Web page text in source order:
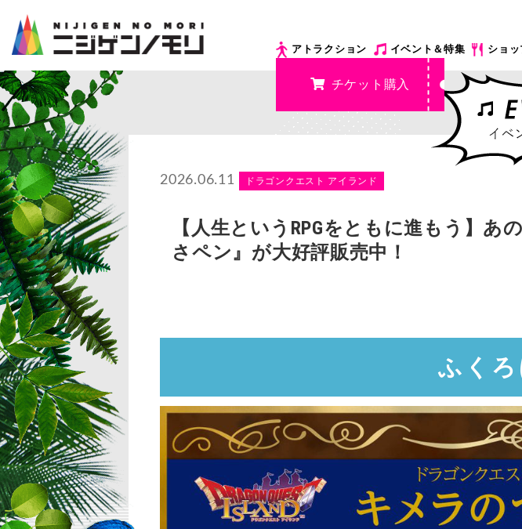
アトラクション イベント＆特集 ショ
チケット購入
2026.06.11 ドラゴンクエスト アイランド
【人生というRPGをともに進もう】
さペン』が大好評販売中！
ふく